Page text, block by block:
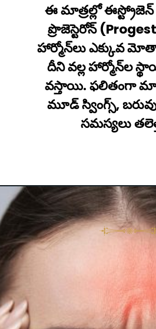
ఈ మాత్రల్లో
ప్రొజెస్టెరోన్‌
హార్మోన్‌లు ఎక్కువ
దీని వల్ల హార్మోన్‌ల
వస్తాయి. ఫలితంగా
మూడ్ స్వింగ్స్‌,
సమస్యలు